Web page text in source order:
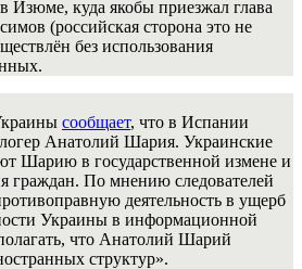
Изюме, куда якобы приезжал глава
(российская сторона это не
без использования
сообщает, что в Испании
Анатолий Шария. Украинские
Шарию в государственной измене и
граждан. По мнению следователей
деятельность в ущерб
Украины в информационной
что Анатолий Шарий
структур».